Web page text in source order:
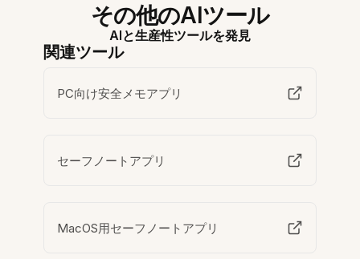
その他のAIツール
AIと生産性ツールを発見
関連ツール
PC向け安全メモアプリ
セーフノートアプリ
MacOS用セーフノートアプリ